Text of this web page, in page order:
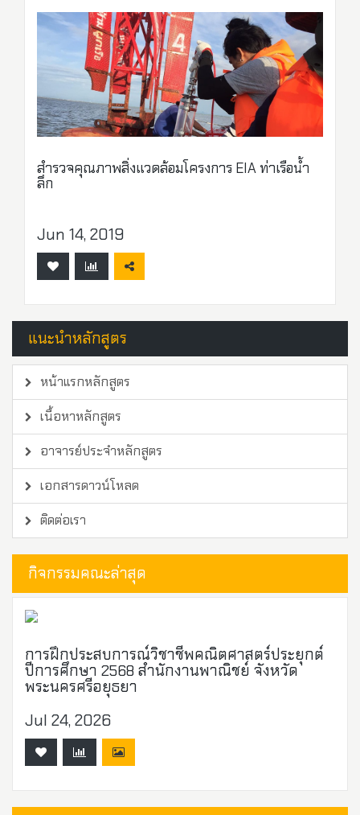
สำรวจคุณภาพสิ่งแวดล้อมโครงการ EIA ท่าเรือน้ำ
ลึก
Jun 14, 2019
แนะนำหลักสูตร
หน้าแรกหลักสูตร
เนื้อหาหลักสูตร
อาจารย์ประจำหลักสูตร
เอกสารดาวน์โหลด
ติดต่อเรา
กิจกรรมคณะล่าสุด
การฝึกประสบการณ์วิชาชีพคณิตศาสตร์ประยุกต์
ปีการศึกษา 2568 สำนักงานพาณิชย์ จังหวัด
พระนครศรีอยุธยา
Jul 24, 2026